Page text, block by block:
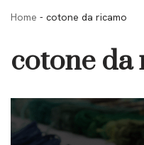
Home - cotone da ricamo
cotone da